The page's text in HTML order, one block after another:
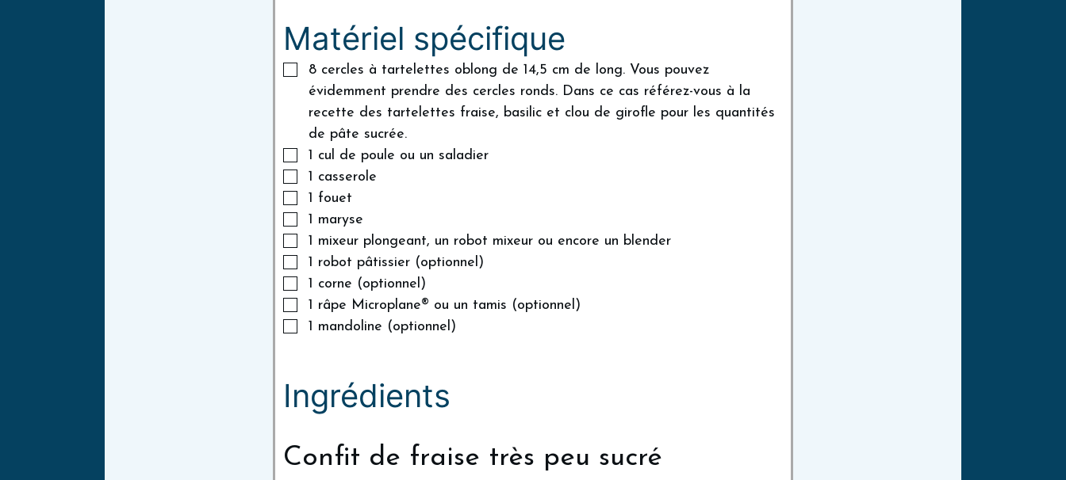
Matériel spécifique
8 cercles à tartelettes oblong de 14,5 cm de long. Vous pouvez
évidemment prendre des cercles ronds. Dans ce cas référez-vous à la
recette des tartelettes fraise, basilic et clou de girofle pour les quantités
de pâte sucrée.
1 cul de poule ou un saladier
1 casserole
1 fouet
1 maryse
1 mixeur plongeant, un robot mixeur ou encore un blender
1 robot pâtissier (optionnel)
1 corne (optionnel)
1 râpe Microplane® ou un tamis (optionnel)
1 mandoline (optionnel)
Ingrédients
Confit de fraise très peu sucré